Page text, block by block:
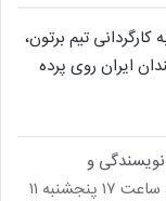
تیم برتون،
ایران روی پرده
و
تهیه‌کنندگی تیم برتون و کارگردانی هنری سیلیک، ساعت ۱۷ پنجشنبه ۱۱